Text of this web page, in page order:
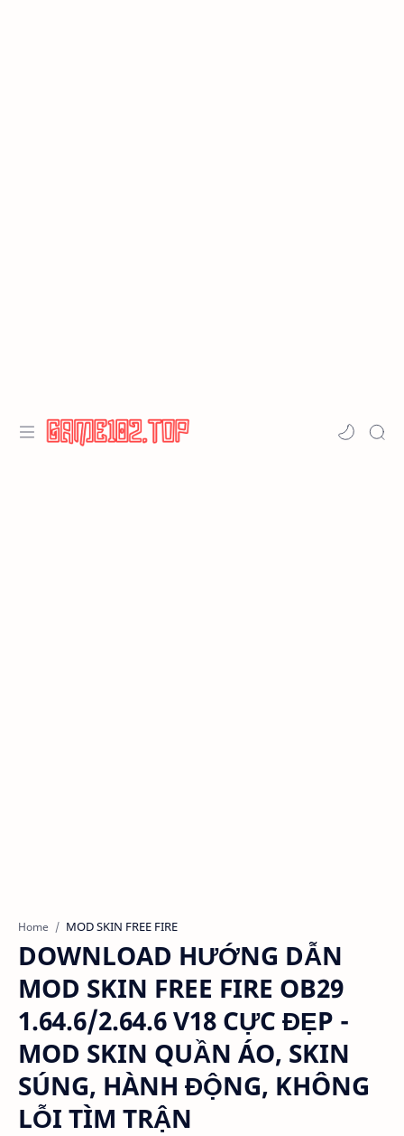
Home MOD SKIN FREE FIRE
DOWNLOAD HƯỚNG DẪN
MOD SKIN FREE FIRE OB29
1.64.6/2.64.6 V18 CỰC ĐẸP -
MOD SKIN QUẦN ÁO, SKIN
SÚNG, HÀNH ĐỘNG, KHÔNG
LỖI TÌM TRẬN